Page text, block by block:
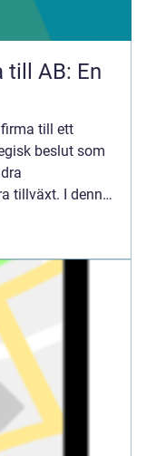
till AB: En
till ett
beslut som
tillväxt. I denna